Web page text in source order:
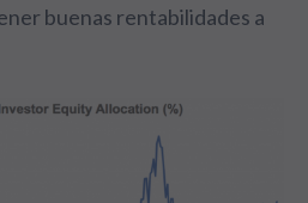
buenas rentabilidades a